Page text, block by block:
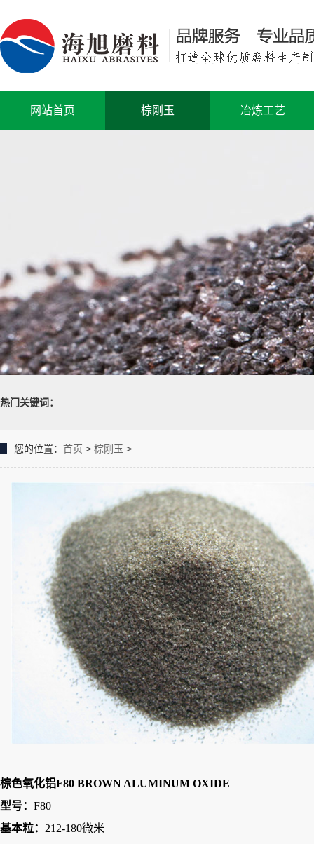
网站首页 棕刚玉 冶炼工艺
热门关键词：
您的位置： 首页 > 棕刚玉 >
棕色氧化铝F80 BROWN ALUMINUM OXIDE
型号： F80
基本粒： 212-180微米